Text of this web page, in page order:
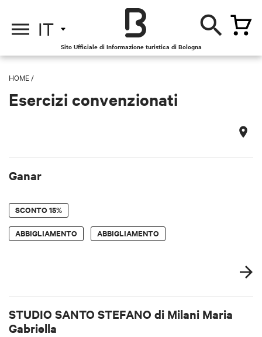
IT
Sito Ufficiale di Informazione turistica di Bologna
HOME /
Esercizi convenzionati
Ganar
SCONTO15%
ABBIGLIAMENTO ABBIGLIAMENTO
STUDIO SANTO STEFANO di Milani Maria
Gabriella